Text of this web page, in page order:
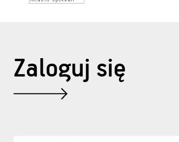
Zaloguj się